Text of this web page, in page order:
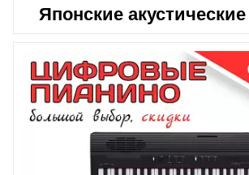
Японские